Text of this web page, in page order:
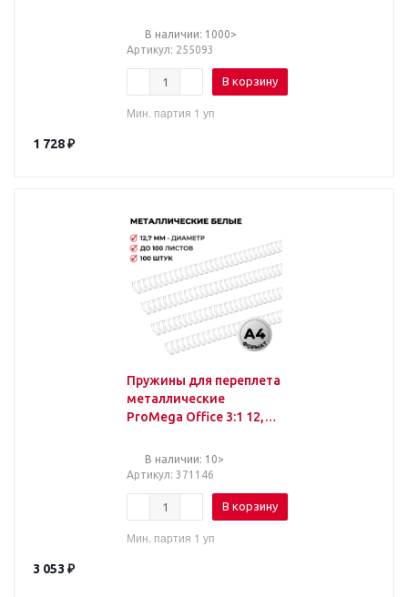
В наличии: 1000>
Артикул: 255093
В корзину
Мин. партия 1 уп
1 728₽
Пружины для переплета
металлические
ProMega Office 3:1 12,7
100шт./уп
В наличии: 10>
Артикул: 371146
В корзину
Мин. партия 1 уп
3 053 ₽